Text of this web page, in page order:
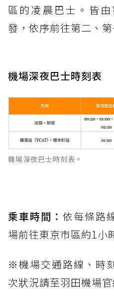
區的凌晨巴士。皆
發，依序前往第二、
機場深夜巴士時刻表
機場深夜巴士時刻表。
乘車時間： 依每條路
場前往東京市區約1小
※機場交通路線、時
次狀況請至羽田機場官